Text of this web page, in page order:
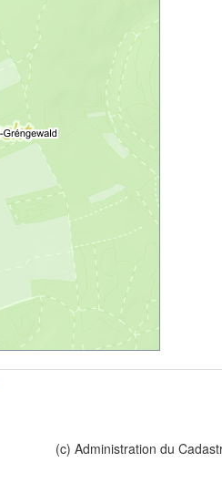
(c) Administration du